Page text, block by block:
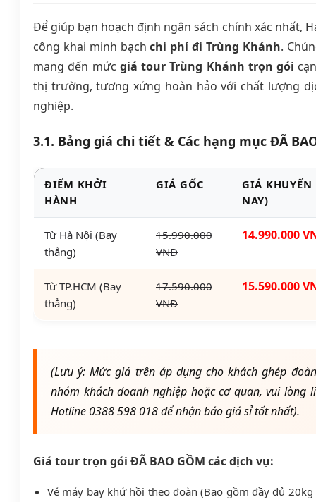
Để giúp bạn hoạch định ngân sách chính xác nhất,
công khai minh bạchchi phí đi Trùng Khánh.
mang đến mức giá tour Trùng Khánh trọn gói
thị trường, tương xứng hoàn hảo với chất lượng
nghiệp.
3.1. Bảng giá chi tiết & Các hạng mục ĐÃ
ĐIỂM KHỞI
HÀNH
GIÁ GỐC
GIÁ
NAY)
Từ Hà Nội (Bay
thẳng)
15.990.000
VNĐ
14.990.000
Từ TP.HCM (Bay
thẳng)
17.590.000
VNĐ
15.590.000
(Lưu ý: Mức giá trên áp dụng cho khách ghép
nhóm khách doanh nghiệp hoặc cơ quan, vui lòng
Hotline 0388 598 018 để nhận báo giá sỉ tốt nhất).
Giá tour trọn gói ĐÃ BAO GỒM các dịch vụ:
Vé máy bay khứ hồi theo đoàn (Bao gồm đầy đủ